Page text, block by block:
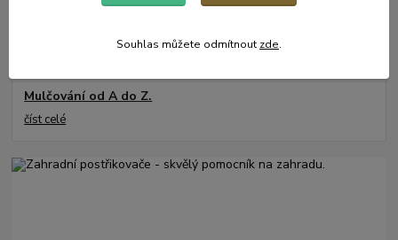
Mulčování od A do Z.
číst celé
Souhlas můžete odmítnout zde.